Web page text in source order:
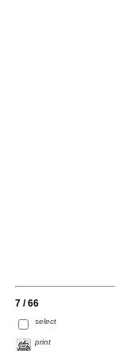
7 / 66
select
print